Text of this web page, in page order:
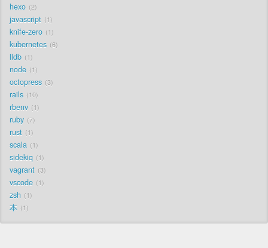
hexo 2
javascript 1
knife-zero 1
kubernetes 6
lldb 1
node 1
octopress 3
rails 10
rbenv 1
ruby 7
rust 1
scala 1
sidekiq 1
vagrant 3
vscode 1
zsh 1
本 1